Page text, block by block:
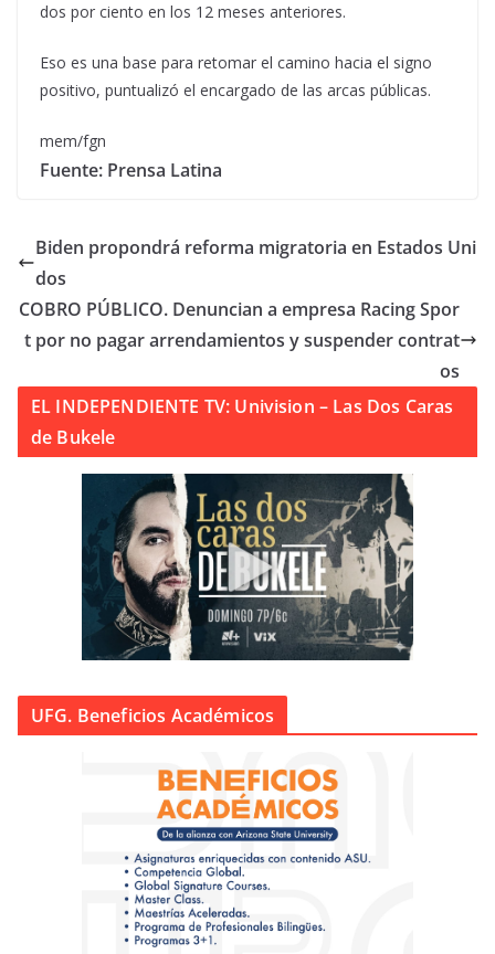
dos por ciento en los 12 meses anteriores.
Eso es una base para retomar el camino hacia el signo
positivo, puntualizó el encargado de las arcas públicas.
mem/fgn
Fuente: Prensa Latina
Biden propondrá reforma migratoria en Estados Uni
dos
COBRO PÚBLICO. Denuncian a empresa Racing Spor
t por no pagar arrendamientos y suspender contrat
os
EL INDEPENDIENTE TV: Univision – Las Dos Caras
de Bukele
UFG. Beneficios Académicos